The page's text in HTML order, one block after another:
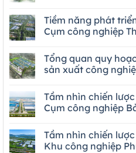
Tiềm năng phát
Cụm công nghiệp
Tổng quan quy
sản xuất công
Tầm nhìn chiến
Cụm công nghiệp
Tầm nhìn chiến
Khu công nghiệp